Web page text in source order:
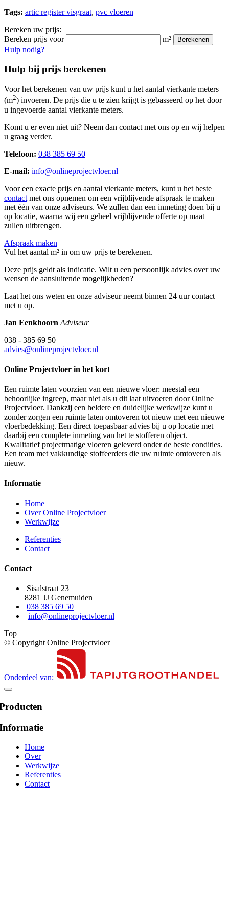
Tags: artic register visgraat, pvc vloeren
Bereken uw prijs:
Bereken prijs voor
m² Berekenen
Hulp nodig?
Hulp bij prijs berekenen
Voor het berekenen van uw prijs kunt u het aantal vierkante meters
(m2) invoeren. De prijs die u te zien krijgt is gebasseerd op het door
u ingevoerde aantal vierkante meters.
Komt u er even niet uit? Neem dan contact met ons op en wij helpen
u graag verder.
Telefoon: 038 385 69 50
E-mail: info@onlineprojectvloer.nl
Voor een exacte prijs en aantal vierkante meters, kunt u het beste
contact met ons opnemen om een vrijblijvende afspraak te maken
met één van onze adviseurs. We zullen dan een inmeting doen bij u
op locatie, waarna wij een geheel vrijblijvende offerte op maat
zullen uitbrengen.
Afspraak maken
Vul het aantal m² in om uw prijs te berekenen.
Deze prijs geldt als indicatie. Wilt u een persoonlijk advies over uw
wensen de aansluitende mogelijkheden?
Laat het ons weten en onze adviseur neemt binnen 24 uur contact
met u op.
Jan Eenkhoorn Adviseur
038 - 385 69 50
advies@onlineprojectvloer.nl
Online Projectvloer in het kort
Een ruimte laten voorzien van een nieuwe vloer: meestal een
behoorlijke ingreep, maar niet als u dit laat uitvoeren door Online
Projectvloer. Dankzij een heldere en duidelijke werkwijze kunt u
zonder zorgen een ruimte laten omtoveren tot nieuw met een nieuwe
vloerbedekking. Een direct toepasbaar advies bij u op locatie met
daarbij een complete inmeting van het te stofferen object.
Kwalitatief projectmatige vloeren geleverd onder de beste condities.
Een team met vakkundige stoffeerders die uw ruimte omtoveren als
nieuw.
Informatie
Home
Over Online Projectvloer
Werkwijze
Referenties
Contact
Contact
Sisalstraat 23
8281 JJ Genemuiden
038 385 69 50
info@onlineprojectvloer.nl
Top
© Copyright Online Projectvloer
Onderdeel van:
Home
Over
Werkwijze
Referenties
Contact